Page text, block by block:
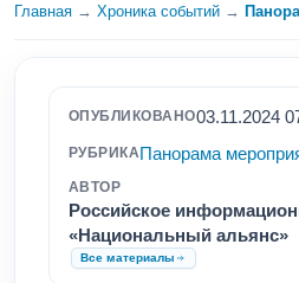
Главная → Хроника событий →
ОПУБЛИКОВАНО03.11.2024
РУБРИКАПанорама
АВТОР
Российское
«Национальный альянс»
Все материалы